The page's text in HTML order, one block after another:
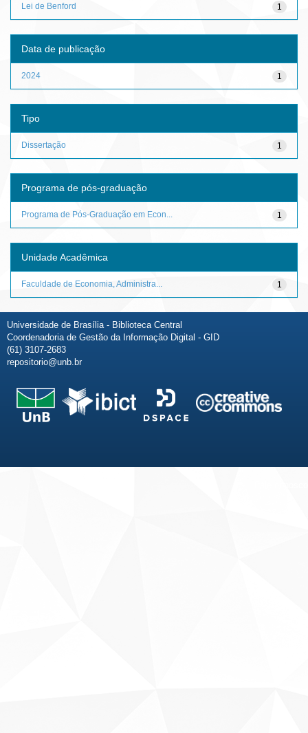
1
Lei de Benford
Data de publicação
1
2024
Tipo
1
Dissertação
Programa de pós-graduação
1
Programa de Pós-Graduação em Econ...
Unidade Acadêmica
1
Faculdade de Economia, Administra...
Universidade de Brasília - Biblioteca Central
Coordenadoria de Gestão da Informação Digital - GID
(61) 3107-2683
repositorio@unb.br